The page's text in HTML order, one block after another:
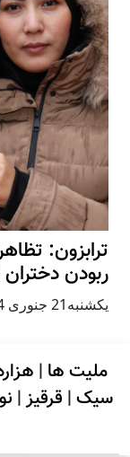
ترابزون:
ربودن
يكشنبه21 جنوری 2024
ملیت ها |
سیک| قرقیز|